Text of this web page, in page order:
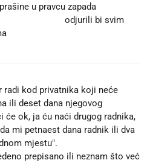
u pravcu zapada 🏍️🚛🛼
odjurili bi svim
😂
radi kod privatnika koji neće
ili deset dana njegovog
će ok, ja ću naći drugog radnika,
mi petnaest dana radnik ili dva
mjestu".
prepisano ili neznam što već